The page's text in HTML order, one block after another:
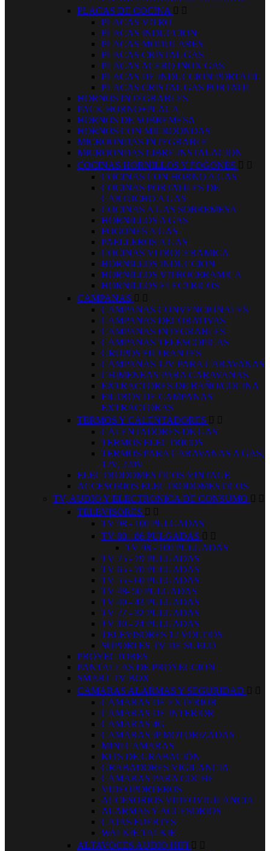
PLACAS DE COCINA  
PLACAS VITRO
PLACAS INDUCCION
PLACAS MODULARES
PLACAS CRISTAL GAS
PLACAS ACERO INOX GAS
PLACAS DE INDUCCION PORTATIL
PLACAS CRISTAL GAS PORTATIL
HORNOS INTEGRABLES
PACK HORNO+PLACA
HORNOS DE SOBREMESA
HORNOS CON MICROONDAS
MICROONDAS INTEGRABLE
MICROONDAS LIBRE INSTALACION
COCINAS HORNILLOS Y FOGONES  
COCINAS CON HORNO A GAS
COCINAS PORTATILES DE
CARTUCHO A GAS
COCINAS A GAS SOBREMESA
HORNILLOS A GAS
FOGONES A GAS
PAELLEROS A GAS
COCINAS VITROCERAMICA
HORNILLOS INDUCCION
HORNILLOS VITROCERAMICA
HORNILLOS ELECTRICOS
CAMPANAS  
CAMPANAS CONVENCIONALES
CAMPANAS DECORATIVAS
CAMPANAS INTEGRABLES
CAMPANAS TELESCOPICAS
GRUPOS FILTRANTES
CAMPANAS 12V PARA CARAVANAS
CHIMENEAS PARA CARAVANAS
EXTRACTORES DE BAÑO/COCINA
FILTROS DE CAMPANAS
EXTRACTORAS
TERMOS Y CALENTADORES  
CALENTADORES DE GAS
TERMOS ELECTRICOS
TERMOS PARA CARAVANAS A GAS,
12V, 220V
ELECTRODOMESTICOS VINTAGE
ACCESORIOS ELECTRODOMESTICOS
TV, AUDIO Y ELECTRONICA DE CONSUMO  
TELEVISORES  
TV 98 - 100 PULGADAS
TV 80 - 86 PULGADAS  
TV 98 - 100 PULGADAS
TV 75 - 79 PULGADAS
TV 65 - 70 PULGADAS
TV 55 - 60 PULGADAS
TV 48- 50 PULGADAS
TV 40 - 43 PULGADAS
TV 27 - 32 PULGADAS
TV 10 - 24 PULGADAS
TELEVISORES 12 VOLTIOS
SOPORTES TV DE SUELO
PROYECTORES
PANTALLAS DE PROYECCION
SMART TV BOX
CAMARAS ALARMAS Y SEGURIDAD  
CAMARAS DE EXTERIOR
CAMARAS DE INTERIOR
CAMARAS 4G
CAMARAS IP MOTORIZADAS
MINI CAMARAS
KITS DE GRABACIÓN
GRABADORES VIGILANCIA
CAMARAS PARA COCHE
VIDEOPORTEROS
ACCESORIOS VIDEOVIGILANCIA
ALARMAS Y ACCESORIOS
CAJAS FUERTES
WALKIE TALKIE
ALTAVOCES AUDIO HIFI  